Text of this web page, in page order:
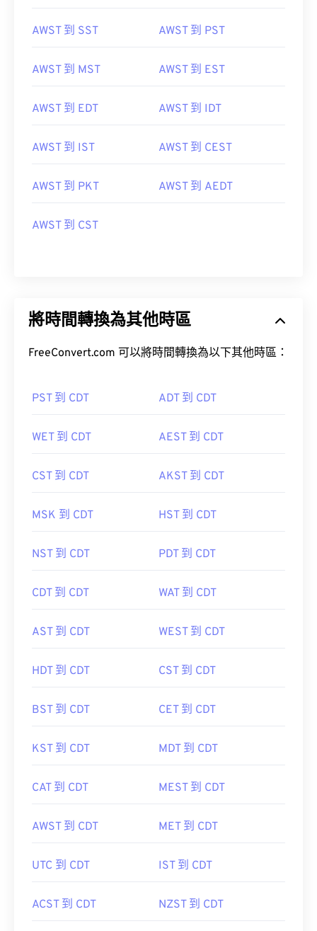
AWST 到 SST AWST 到 PST
AWST 到 MST AWST 到 EST
AWST 到 EDT AWST 到 IDT
AWST 到 IST AWST 到 CEST
AWST 到 PKT AWST 到 AEDT
AWST 到 CST
將時間轉換為其他時區
FreeConvert.com 可以將時間轉換為以下其他時區：
PST 到 CDT ADT 到 CDT
WET 到 CDT AEST 到 CDT
CST 到 CDT AKST 到 CDT
MSK 到 CDT HST 到 CDT
NST 到 CDT PDT 到 CDT
CDT 到 CDT WAT 到 CDT
AST 到 CDT WEST 到 CDT
HDT 到 CDT CST 到 CDT
BST 到 CDT CET 到 CDT
KST 到 CDT MDT 到 CDT
CAT 到 CDT MEST 到 CDT
AWST 到 CDT MET 到 CDT
UTC 到 CDT IST 到 CDT
ACST 到 CDT NZST 到 CDT